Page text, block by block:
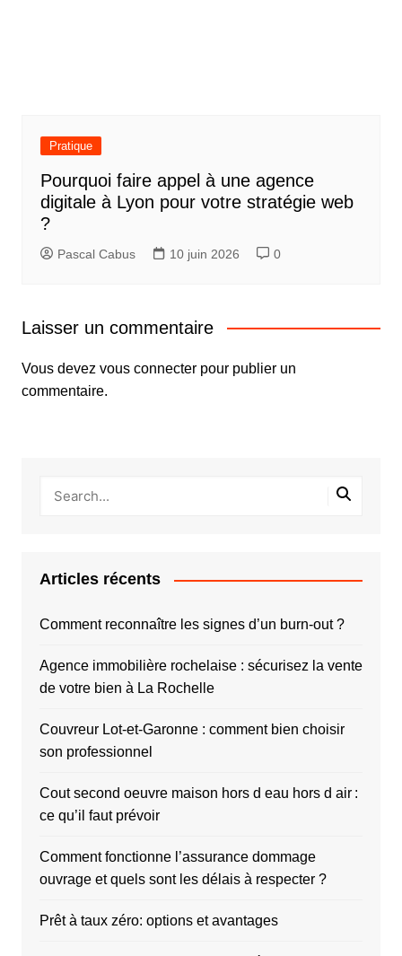
Pratique
Pourquoi faire appel à une agence
digitale à Lyon pour votre stratégie web
?
Pascal Cabus 10 juin 2026 0
Laisser un commentaire
Vous devez vous connecterpour publier un
commentaire.
Articles récents
Comment reconnaître les signes d’un burn-out ?
Agence immobilière rochelaise : sécurisez la vente
de votre bien à La Rochelle
Couvreur Lot-et-Garonne : comment bien choisir
son professionnel
Cout second oeuvre maison hors d eau hors d air :
ce qu’il faut prévoir
Comment fonctionne l’assurance dommage
ouvrage et quels sont les délais à respecter ?
Prêt à taux zéro: options et avantages